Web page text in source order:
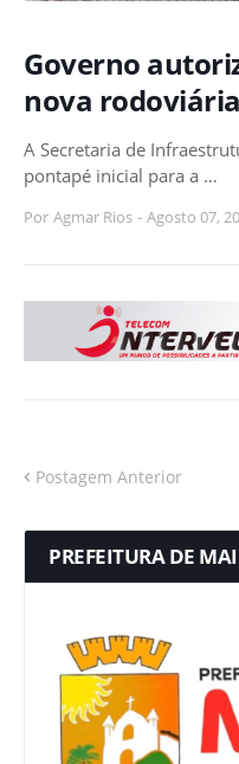
Governo
nova
A Secretaria de
pontapé inicial para a …
Por Agmar Rios - Agosto 07,
Postagem Anterior
PREFEITURA DE